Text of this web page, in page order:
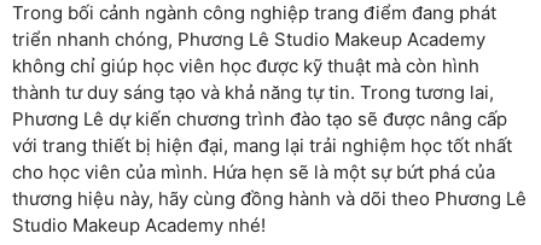
Trong bối cảnh ngành công nghiệp trang điểm đang phát
triển nhanh chóng, Phương Lê Studio Makeup Academy
không chỉ giúp học viên học được kỹ thuật mà còn hình
thành tư duy sáng tạo và khả năng tự tin. Trong tương lai,
Phương Lê dự kiến chương trình đào tạo sẽ được nâng cấp
với trang thiết bị hiện đại, mang lại trải nghiệm học tốt nhất
cho học viên của mình. Hứa hẹn sẽ là một sự bứt phá của
thương hiệu này, hãy cùng đồng hành và dõi theo Phương Lê
Studio Makeup Academy nhé!